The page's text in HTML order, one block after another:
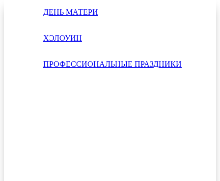
ДЕНЬ МАТЕРИ
ХЭЛОУИН
ПРОФЕССИОНАЛЬНЫЕ ПРАЗДНИКИ